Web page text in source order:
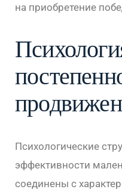
на приобретение
Психологические
эффективности
соединены с